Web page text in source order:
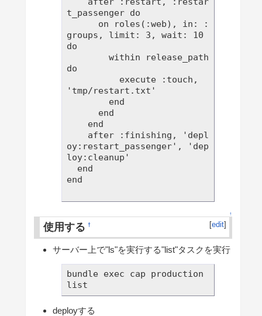
t_passenger do
groups, limit: 3, wait: 10
do
do
'tmp/restart.txt'
oy:restart_passenger', 'dep
loy:cleanup'
end
↑
使用する † [edit]
サーバー上で"ls"を実行する"list"タスクを実行
bundle exec cap production
list
deployする